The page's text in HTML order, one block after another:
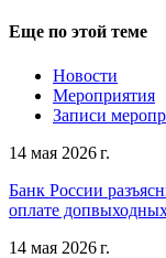
Еще по этой теме
Новости
Мероприятия
Записи
14 мая 2026 г.
Банк России
оплате
14 мая 2026 г.